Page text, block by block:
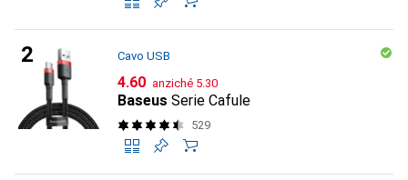
Cavo USB
CHF
4.60 anziché CHF
5.30
Baseus Serie Cafule
529